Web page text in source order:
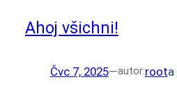
Ahoj všichni!
Čvc 7, 2025—autor:roota